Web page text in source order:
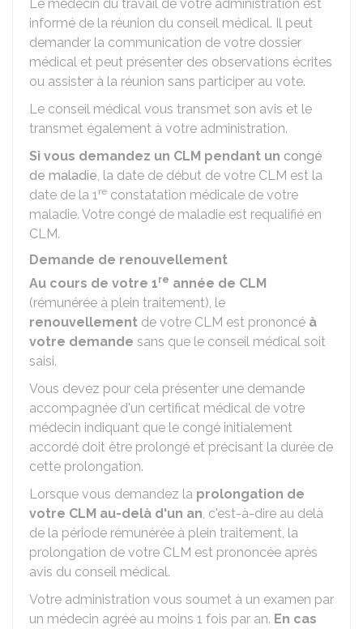
Le médecin du travail de votre administration est
informé de la réunion du conseil médical. Il peut
demander la communication de votre dossier
médical et peut présenter des observations écrites
ou assister à la réunion sans participer au vote.
Le conseil médical vous transmet son avis et le
transmet également à votre administration.
Si vous demandez un CLM pendant un congé
de maladie, la date de début de votre CLM est la
date de la 1re constatation médicale de votre
maladie. Votre congé de maladie est requalifié en
CLM.
Demande de renouvellement
Au cours de votre 1re année de CLM
(rémunérée à plein traitement), le
renouvellement de votre CLM est prononcé à
votre demande sans que le conseil médical soit
saisi.
Vous devez pour cela présenter une demande
accompagnée d'un certificat médical de votre
médecin indiquant que le congé initialement
accordé doit être prolongé et précisant la durée de
cette prolongation.
Lorsque vous demandez la prolongation de
votre CLM au-delà d'un an, c'est-à-dire au delà
de la période rémunérée à plein traitement, la
prolongation de votre CLM est prononcée après
avis du conseil médical.
Votre administration vous soumet à un examen par
un médecin agréé au moins 1 fois par an. En cas